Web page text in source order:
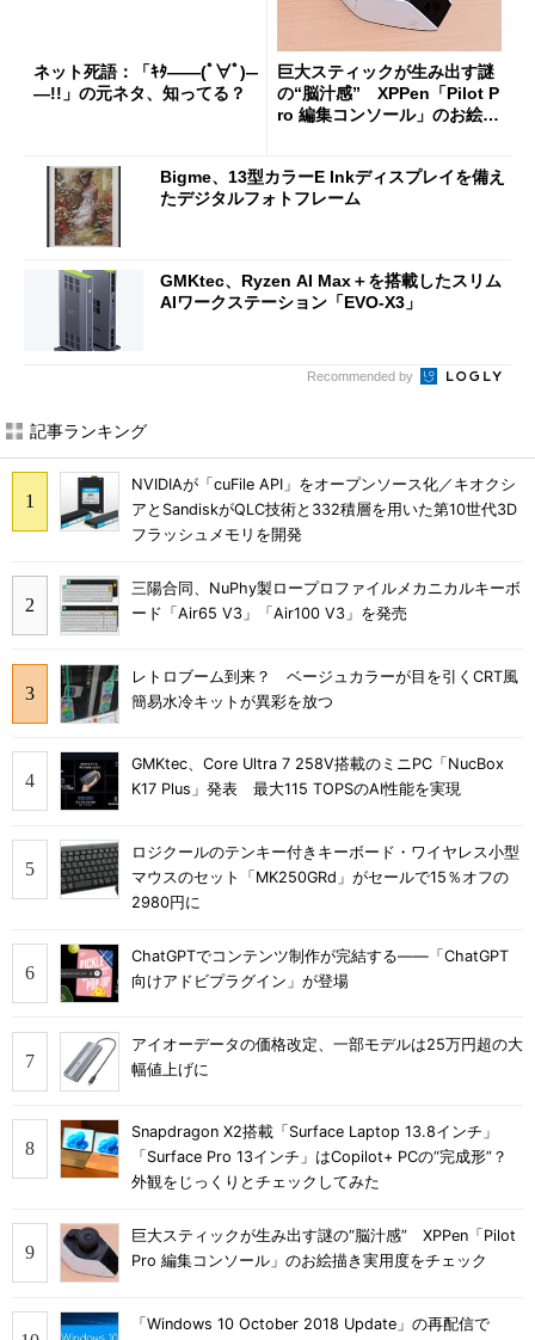
ネット死語：「ｷﾀ――(ﾟ∀ﾟ)―
―!!」の元ネタ、知ってる？
巨大スティックが生み出す謎
の“脳汁感” XPPen「Pilot P
ro 編集コンソール」のお絵描
Bigme、13型カラーE Inkディスプレイを備え
たデジタルフォトフレーム
GMKtec、Ryzen AI Max＋を搭載したスリム
AIワークステーション「EVO-X3」
Recommended by
記事ランキング
NVIDIAが「cuFile API」をオープンソース化／キオクシ
アとSandiskがQLC技術と332積層を用いた第10世代3D
フラッシュメモリを開発
三陽合同、NuPhy製ロープロファイルメカニカルキーボ
ード「Air65 V3」「Air100 V3」を発売
レトロブーム到来？ ベージュカラーが目を引くCRT風
簡易水冷キットが異彩を放つ
GMKtec、Core Ultra 7 258V搭載のミニPC「NucBox
K17 Plus」発表 最大115 TOPSのAI性能を実現
ロジクールのテンキー付きキーボード・ワイヤレス小型
マウスのセット「MK250GRd」がセールで15％オフの
2980円に
ChatGPTでコンテンツ制作が完結する――「ChatGPT
向けアドビプラグイン」が登場
アイオーデータの価格改定、一部モデルは25万円超の大
幅値上げに
Snapdragon X2搭載「Surface Laptop 13.8インチ」
「Surface Pro 13インチ」はCopilot+ PCの“完成形”？
外観をじっくりとチェックしてみた
巨大スティックが生み出す謎の“脳汁感” XPPen「Pilot
Pro 編集コンソール」のお絵描き実用度をチェック
「Windows 10 October 2018 Update」の再配信で